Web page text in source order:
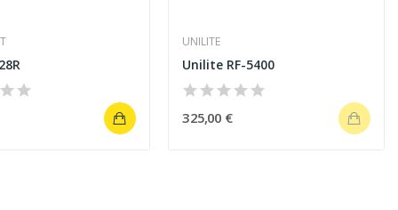
UNILITE
Unilite RF-5400
325,00 €